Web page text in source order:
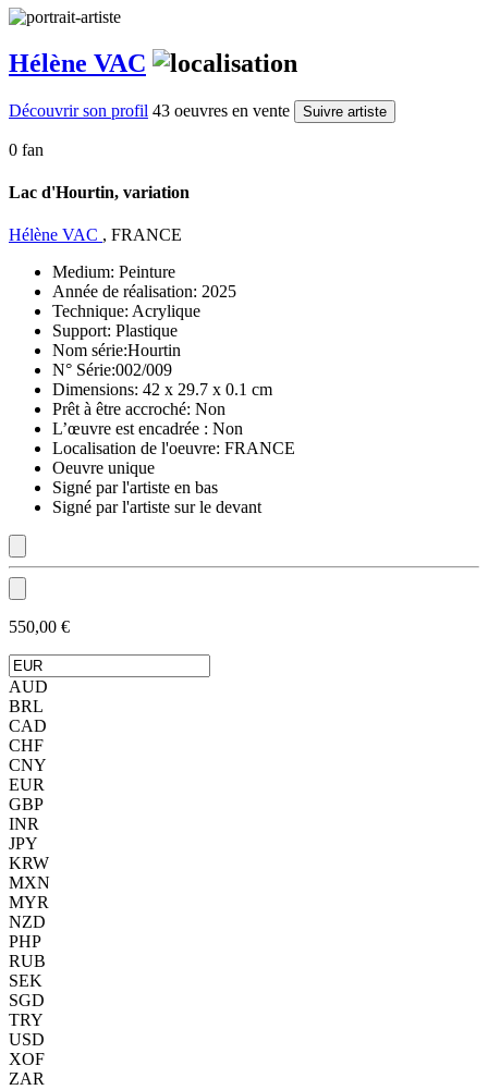
Hélène VAC
Découvrir son profil 43 oeuvres en vente Suivre artiste
0 fan
Lac d'Hourtin, variation
Hélène VAC , FRANCE
Medium: Peinture
Année de réalisation: 2025
Technique: Acrylique
Support: Plastique
Nom série:Hourtin
N° Série:002/009
Dimensions: 42 x 29.7 x 0.1 cm
Prêt à être accroché: Non
L’œuvre est encadrée : Non
Localisation de l'oeuvre: FRANCE
Oeuvre unique
Signé par l'artiste en bas
Signé par l'artiste sur le devant
550,00 €
AUD
BRL
CAD
CHF
CNY
EUR
GBP
INR
JPY
KRW
MXN
MYR
NZD
PHP
RUB
SEK
SGD
TRY
USD
XOF
ZAR